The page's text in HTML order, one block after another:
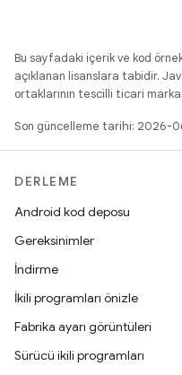
Bu sayfadaki içerik ve kod
açıklanan lisanslara tabidir.
ortaklarının tescilli ticari
Son güncelleme tarihi: 2026-
DERLEME
Android kod deposu
Gereksinimler
İndirme
İkili programları önizle
Fabrika ayarı görüntüleri
Sürücü ikili programları